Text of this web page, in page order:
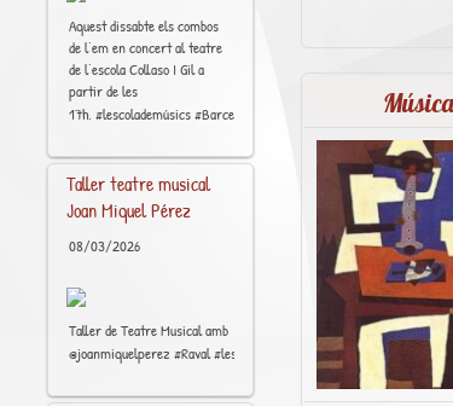
Aquest dissabte els combos
de l’em en concert al teatre
de l’escola Collaso I Gil a
partir de les
17h. #lescolademúsics #Barcelona #Raval
Taller teatre musical
Joan Miquel Pérez
08/03/2026
Taller de Teatre Musical amb
@joanmiquelperez #Raval #lescolademúsics #art[..]